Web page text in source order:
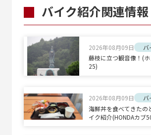
バイク紹介関連情報
2026年08月09日
バ
藤枝に立つ観音像！(
25)
2026年08月09日
バ
海鮮丼を食べてきたの
イク紹介(HONDAカブ